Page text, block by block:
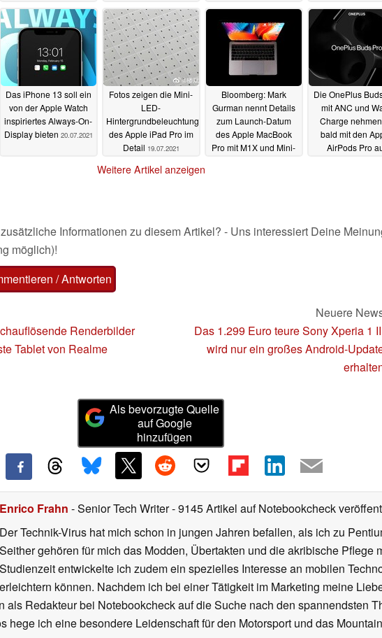
22.07.2021 21.07.2021
Das iPhone 13 soll ein
von der Apple Watch
inspiriertes Always-On-
Display bieten 20.07.2021
Fotos zeigen die Mini-
LED-
Hintergrundbeleuchtung
des Apple iPad Pro im
Detail 19.07.2021
Bloomberg: Mark
Gurman nennt Details
zum Launch-Datum
des Apple MacBook
Pro mit M1X und Mini-
Die OnePlus
mit ANC und
Charge
bald mit den
AirPods Pro
Weitere Artikel anzeigen
Informationen zu diesem Artikel? - Uns interessiert Deine
möglich)!
/ Antworten
Renderbilder
Tablet von Realme
Neuere
Das 1.299 Euro teure Sony Xperia 1
wird nur ein großes Android-
Als bevorzugte Quelle
auf Google
hinzufügen
Enrico Frahn - Senior Tech Writer- 9145 Artikel auf Notebookcheck
Der Technik-Virus hat mich schon in jungen Jahren befallen, als ich zu
Seither gehören für mich das Modden, Übertakten und die akribische
Studienzeit entwickelte ich zudem ein spezielles Interesse an mobilen
erleichtern können. Nachdem ich bei einer Tätigkeit im Marketing meine
als Redakteur bei Notebookcheck auf die Suche nach den spannendsten
hege ich eine besondere Leidenschaft für den Motorsport und das